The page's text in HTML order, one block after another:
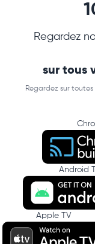
Regardez
sur tous
Regardez sur toutes
Android
Apple TV